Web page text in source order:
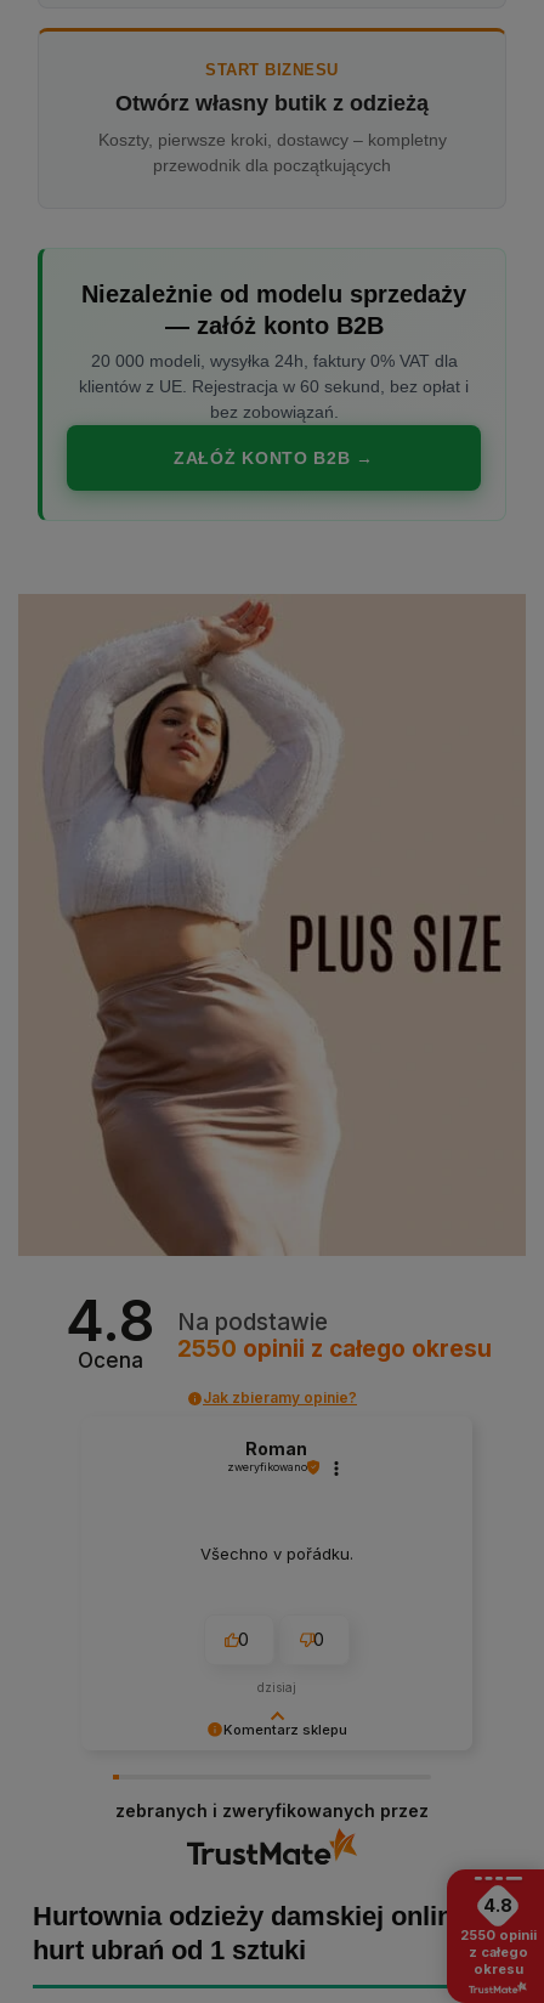
START BIZNESU
Otwórz własny butik z odzieżą
Koszty, pierwsze kroki, dostawcy – kompletny
przewodnik dla początkujących
Niezależnie od modelu sprzedaży
— załóż konto B2B
20 000 modeli, wysyłka 24h, faktury 0% VAT dla
klientów z UE. Rejestracja w 60 sekund, bez opłat i
bez zobowiązań.
ZAŁÓŻ KONTO B2B →
4.8
Ocena
Na podstawie
2550 opinii z całego okresu
Jak zbieramy opinie?
Komentarz sklepu
dlatego tym bardziej cieszymy się z powodu
pomyślnej realizacji zakupu! Zapraszamy
Roman
zweryfikowano
Všechno v pořádku.
0 0
dzisiaj
zebranych i zweryfikowanych przez
Hurtownia odzieży damskiej online -
hurt ubrań od 1 sztuki
4.8
2550 opinii
z całego
okresu